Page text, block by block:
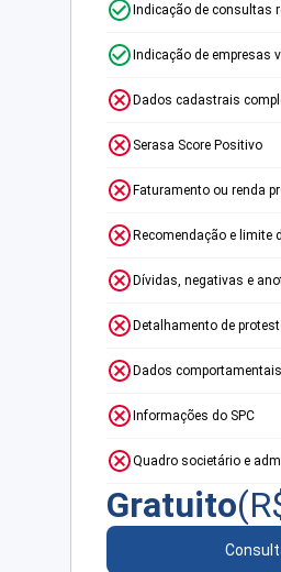
Indicação de consultas
Indicação de empresas
Dados cadastrais
Serasa Score Positivo
Faturamento ou renda
Recomendação e limite
Dívidas, negativas e
Detalhamento de
Dados comportamentais
Informações do SPC
Quadro societário e
Gratuito